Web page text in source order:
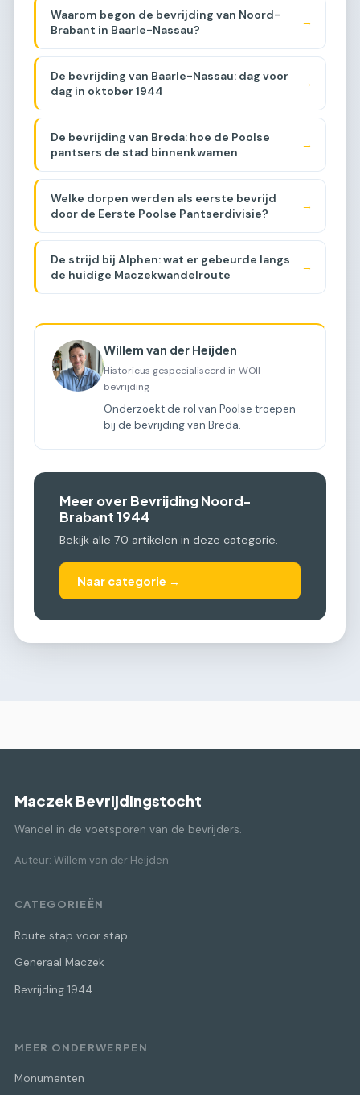
Waarom begon de bevrijding van Noord-
Brabant in Baarle-Nassau?
→
De bevrijding van Baarle-Nassau: dag voor
dag in oktober 1944
→
De bevrijding van Breda: hoe de Poolse
pantsers de stad binnenkwamen
→
Welke dorpen werden als eerste bevrijd
door de Eerste Poolse Pantserdivisie?
→
De strijd bij Alphen: wat er gebeurde langs
de huidige Maczekwandelroute
→
Willem van der Heijden
Historicus gespecialiseerd in WOII
bevrijding
Onderzoekt de rol van Poolse troepen
bij de bevrijding van Breda.
Meer over Bevrijding Noord-
Brabant 1944
Bekijk alle 70 artikelen in deze categorie.
Naar categorie →
Maczek Bevrijdingstocht
Wandel in de voetsporen van de bevrijders.
Auteur: Willem van der Heijden
CATEGORIEËN
Route stap voor stap
Generaal Maczek
Bevrijding 1944
MEER ONDERWERPEN
Monumenten